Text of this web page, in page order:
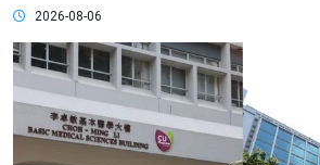
2026-08-06